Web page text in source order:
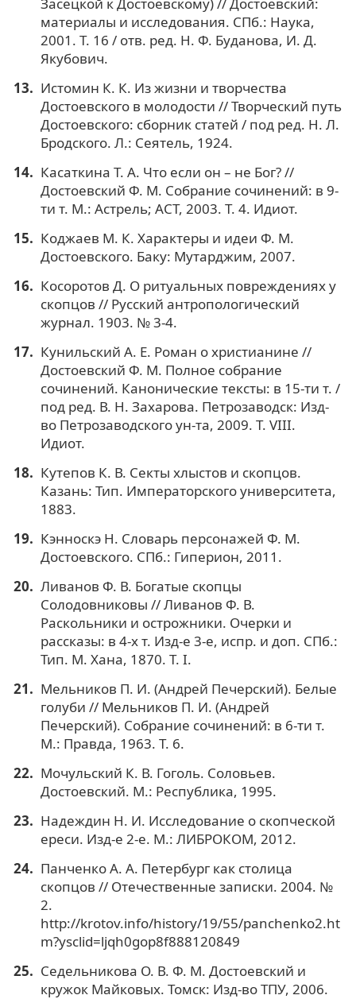
Засецкой к Достоевскому) // Достоевский:
материалы и исследования. СПб.: Наука,
2001. Т. 16 / отв. ред. Н. Ф. Буданова, И. Д.
Якубович.
Истомин К. К. Из жизни и творчества
Достоевского в молодости // Творческий путь
Достоевского: сборник статей / под ред. Н. Л.
Бродского. Л.: Сеятель, 1924.
Касаткина Т. А. Что если он – не Бог? //
Достоевский Ф. М. Собрание сочинений: в 9-
ти т. М.: Астрель; АСТ, 2003. Т. 4. Идиот.
Коджаев М. К. Характеры и идеи Ф. М.
Достоевского. Баку: Мутарджим, 2007.
Косоротов Д. О ритуальных повреждениях у
скопцов // Русский антропологический
журнал. 1903. № 3-4.
Кунильский А. Е. Роман о христианине //
Достоевский Ф. М. Полное собрание
сочинений. Канонические тексты: в 15-ти т. /
под ред. В. Н. Захарова. Петрозаводск: Изд-
во Петрозаводского ун-та, 2009. Т. VIII.
Идиот.
Кутепов К. В. Секты хлыстов и скопцов.
Казань: Тип. Императорского университета,
1883.
Кэнноскэ Н. Словарь персонажей Ф. М.
Достоевского. СПб.: Гиперион, 2011.
Ливанов Ф. В. Богатые скопцы
Солодовниковы // Ливанов Ф. В.
Раскольники и острожники. Очерки и
рассказы: в 4-х т. Изд-е 3-е, испр. и доп. СПб.:
Тип. М. Хана, 1870. Т. I.
Мельников П. И. (Андрей Печерский). Белые
голуби // Мельников П. И. (Андрей
Печерский). Собрание сочинений: в 6-ти т.
М.: Правда, 1963. Т. 6.
Мочульский К. В. Гоголь. Соловьев.
Достоевский. М.: Республика, 1995.
Надеждин Н. И. Исследование о скопческой
ереси. Изд-е 2-е. М.: ЛИБРОКОМ, 2012.
Панченко А. А. Петербург как столица
скопцов // Отечественные записки. 2004. №
2.
http://krotov.info/history/19/55/panchenko2.ht
m?ysclid=ljqh0gop8f888120849
Седельникова О. В. Ф. М. Достоевский и
кружок Майковых. Томск: Изд-во ТПУ, 2006.